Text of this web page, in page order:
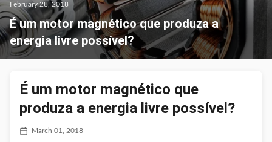
February 28, 2018
É um motor magnético que produza a
energia livre possível?
É um motor magnético que
produza a energia livre possível?
March 01, 2018